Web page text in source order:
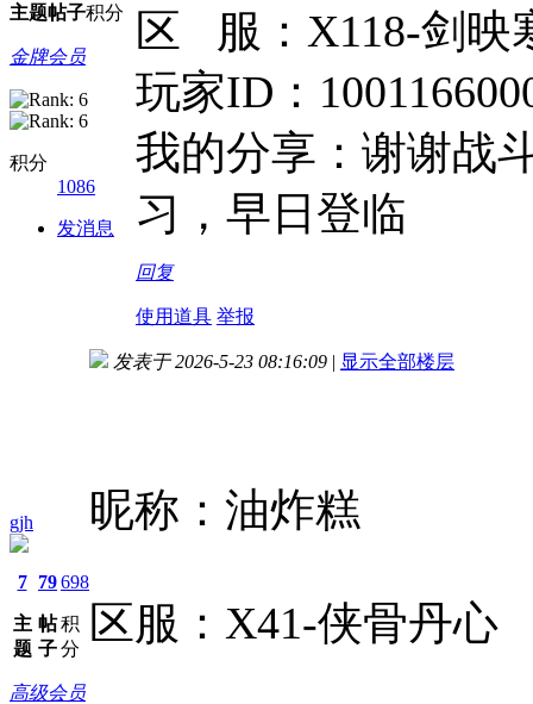
主题帖子积分
金牌会员
积分
1086
发消息
区 服：X118-剑映
玩家ID：
我的分享：谢谢战
习，早日登临
回复
使用道具 举报
gjh
7
主
题
79
帖
子
698
积
分
高级会员
发表于 2026-5-23 08:16:09 | 显示全部楼层
昵称：油炸糕
区服：X41-侠骨丹心